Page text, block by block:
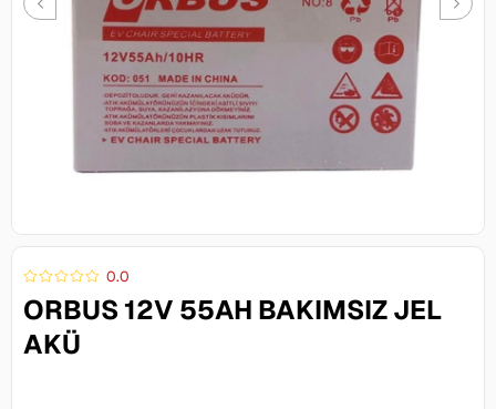
0.0
ORBUS 12V 55AH BAKIMSIZ JEL
AKÜ